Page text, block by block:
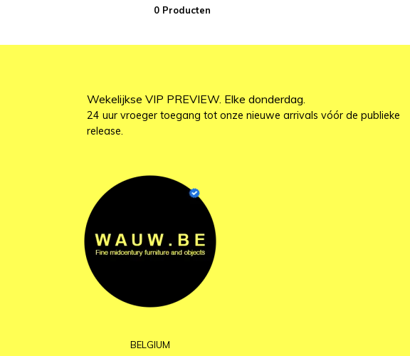
0 Producten
Wekelijkse VIP PREVIEW. Elke donderdag.
24 uur vroeger toegang tot onze nieuwe arrivals vóór de publieke
release.
BELGIUM